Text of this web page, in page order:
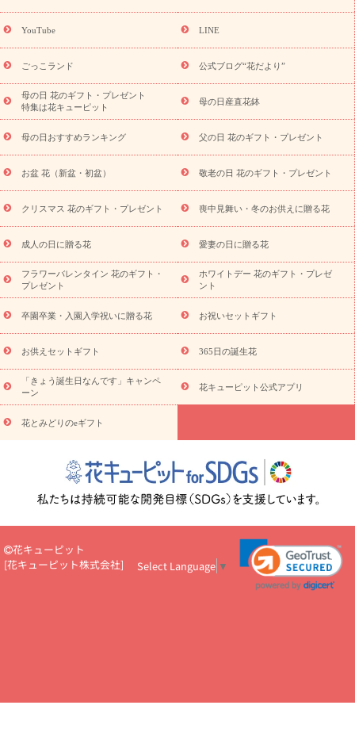
9月の誕生花(リンドウ)
ら探す
お祝いの花特集 当日配達特急便 お祝い商品一覧
念日
結婚祝い 出産祝い 退院祝い・快気祝い
寿祝い
プチギフト ペットのお祝いフラワー
供え・お悔やみ商品一覧
お供え・お悔やみの花
四十九日法要以
降に贈る花
通夜・葬儀に贈る花
お供え お花とセットギフト
お供え プリザーブドフラワー
ペットのお供えフラワー
お盆（新
盆・初盆）
その他 お祝い返し お見舞い
お取り寄せギフト
ビジネス用
ご自宅用 観葉植物 ミディ胡蝶蘭
プリザーブ
ドフラワー
スタイルから探す アレンジメント 花束
スタ
ンド花
お祝い お供え・お悔やみ 胡蝶蘭 胡蝶蘭・花鉢
ディ胡蝶蘭・お祝い
ミディ胡蝶蘭・お供え
世界初の青色胡蝶蘭
観葉植物
観葉植物 産直多肉植物
プリザーブドフラワー
お祝い
お供え・お悔やみ 花とセットギフト
セミオーダー
プチギフト（hanamore -ハナモア-）
花とみどりのeギフト
キューピットのeGfit
カラー ピンク イエローオレンジ
レッ
ド
お花の種類 トルコキキョウ
お祝い お祝い・3000円～ お祝い・4000円～
お祝い・
5000円～
お祝い・7000円～ お祝い・ 10000円～
お供え・お
悔やみ
円～
お供え・お悔やみ・
読み物
いのマナー
定年退職祝いのマナー
お祝いを贈るときのマナー・
花キューピットのお祝いコラム一覧
誕生日のお花を「色
彩心理学」で選ぶ方法
結婚祝いの予算相場
出産祝いお役立ち情
ール
新築引っ越し祝いコラム お祝い花のマナー総まとめ
職
場上司や先輩へ贈るお祝い花の正解は？
開店祝いの花 選び方ガイ
あり)
花キューピット×専門家
CO2排出量削減 / SDGsを考える
YouTube LINE
ごっこランド 公式ブログ“花だより”
母の日 花のギフト・プレゼント
特集は花キューピット
母の日産直花鉢
母の日おすすめランキング 父の日 花のギフト・プレゼント
お盆 花（新盆・初盆） 敬老の日 花のギフト・プレゼント
クリスマス 花のギフト・プレゼント 喪中見舞い・冬のお供えに贈る花
成人の日に贈る花 愛妻の日に贈る花
フラワーバレンタイン 花のギフト・
プレゼント
ホワイトデー 花のギフト・プレゼ
ント
卒園卒業・入園入学祝いに贈る花 お祝いセットギフト
お供えセットギフト 365日の誕生花
「きょう誕生日なんです」キャンペ
ーン
花キューピット公式アプリ
花とみどりのeギフト
花キューピット
[花キューピット株式会社] Select Language ▼